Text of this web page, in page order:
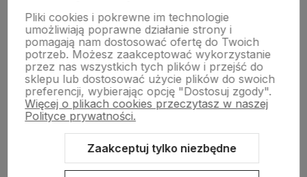
NASZA SELEKCJA
POMOC
KONTO
Pliki cookies i pokrewne im technologie
umożliwiają poprawne działanie strony i
pomagają nam dostosować ofertę do Twoich
potrzeb. Możesz zaakceptować wykorzystanie
przez nas wszystkich tych plików i przejść do
sklepu lub dostosować użycie plików do swoich
preferencji, wybierając opcję "Dostosuj zgody".
Więcej o plikach cookies przeczytasz w naszej
Polityce prywatności.
Zaakceptuj tylko niezbędne